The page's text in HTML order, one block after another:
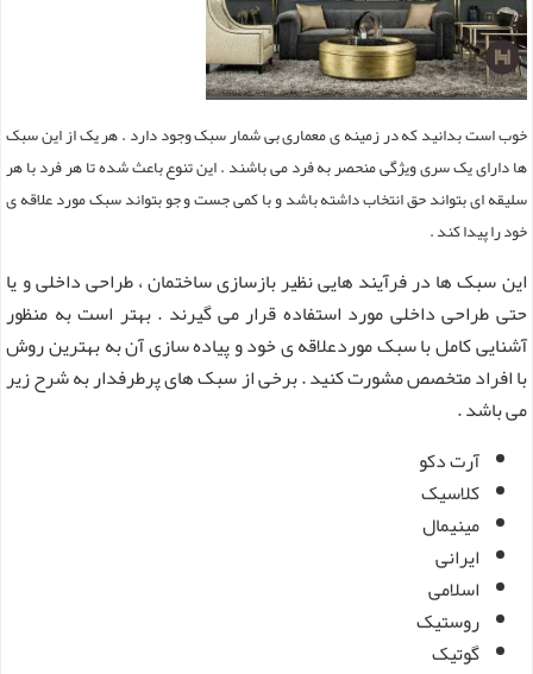
خوب است بدانید که در زمینه ی معماری بی شمار سبک وجود دارد . هر یک از این سبک
ها دارای یک سری ویژگی منحصر به فرد می باشند . این تنوع باعث شده تا هر فرد با هر
سلیقه ای بتواند حق انتخاب داشته باشد و با کمی جست و جو بتواند سبک مورد علاقه ی
خود را پیدا کند .
این سبک ها در فرآیند هایی نظیر بازسازی ساختمان ، طراحی داخلی و یا
حتی طراحی داخلی مورد استفاده قرار می گیرند . بهتر است به منظور
آشنایی کامل با سبک موردعلاقه ی خود و پیاده سازی آن به بهترین روش
با افراد متخصص مشورت کنید . برخی از سبک های پرطرفدار به شرح زیر
می باشد .
آرت دکو
کلاسیک
مینیمال
ایرانی
اسلامی
روستیک
گوتیک